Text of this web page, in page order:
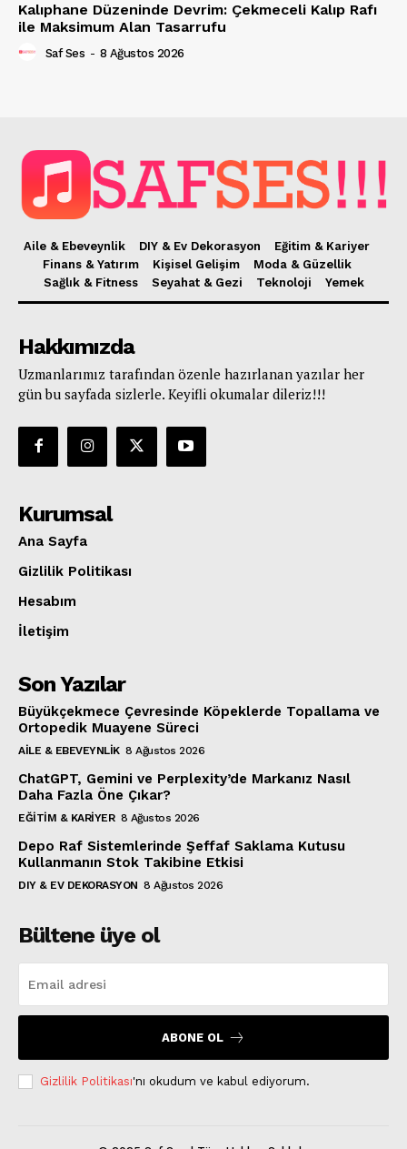
Kalıphane Düzeninde Devrim: Çekmeceli Kalıp Rafı
ile Maksimum Alan Tasarrufu
Saf Ses - 8 Ağustos 2026
Aile & Ebeveynlik DIY & Ev Dekorasyon
Eğitim & Kariyer
Finans & Yatırım
Kişisel Gelişim
Moda & Güzellik
Sağlık & Fitness
Seyahat & Gezi Teknoloji Yemek
Hakkımızda
Uzmanlarımız tarafından özenle hazırlanan yazılar her
gün bu sayfada sizlerle. Keyifli okumalar dileriz!!!
Kurumsal
Ana Sayfa
Gizlilik Politikası
Hesabım
İletişim
Son Yazılar
Büyükçekmece Çevresinde Köpeklerde Topallama ve
Ortopedik Muayene Süreci
AILE & EBEVEYNLIK 8 Ağustos 2026
ChatGPT, Gemini ve Perplexity’de Markanız Nasıl
Daha Fazla Öne Çıkar?
EĞITIM & KARIYER 8 Ağustos 2026
Depo Raf Sistemlerinde Şeffaf Saklama Kutusu
Kullanmanın Stok Takibine Etkisi
DIY & EV DEKORASYON 8 Ağustos 2026
Bültene üye ol
ABONE OL
Gizlilik Politikası'nı okudum ve kabul ediyorum.